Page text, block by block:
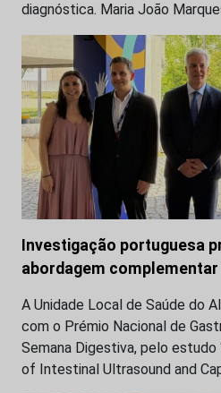
diagnóstica. Maria João
Investigação portuguesa
abordagem complementar
A Unidade Local de Saúde do
com o Prémio Nacional de
Semana Digestiva, pelo estudo
of Intestinal Ultrasound and